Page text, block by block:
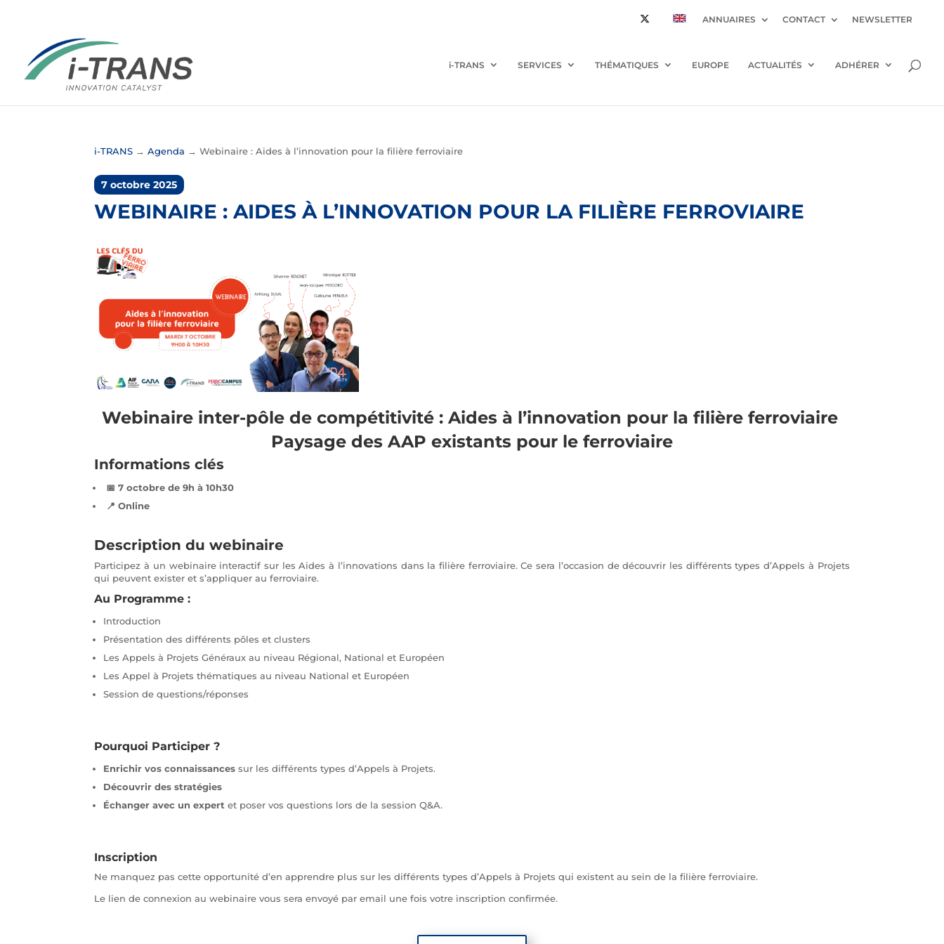
ANNUAIRES CONTACT NEWSLETTER
i-TRANS SERVICES THÉMATIQUES EUROPE ACTUALITÉS ADHÉRER
i-TRANS →Agenda →Webinaire : Aides à l’innovation pour la filière ferroviaire
7 octobre 2025
WEBINAIRE : AIDES À L’INNOVATION POUR LA FILIÈRE FERROVIAIRE
Webinaire inter-pôle de compétitivité : Aides à l’innovation pour la filière ferroviaire
Paysage des AAP existants pour le ferroviaire
Informations clés
📅 7 octobre de 9h à 10h30
📍 Online
Description du webinaire
Participez à un webinaire interactif sur les Aides à l’innovations dans la filière ferroviaire. Ce sera l’occasion de découvrir les différents types d’Appels à Projets
qui peuvent exister et s’appliquer au ferroviaire.
Au Programme :
Introduction
Présentation des différents pôles et clusters
Les Appels à Projets Généraux au niveau Régional, National et Européen
Les Appel à Projets thématiques au niveau National et Européen
Session de questions/réponses
Pourquoi Participer ?
Enrichir vos connaissances sur les différents types d’Appels à Projets.
Découvrir des stratégies
Échanger avec un expert et poser vos questions lors de la session Q&A.
Inscription
Ne manquez pas cette opportunité d’en apprendre plus sur les différents types d’Appels à Projets qui existent au sein de la filière ferroviaire.
Le lien de connexion au webinaire vous sera envoyé par email une fois votre inscription confirmée.